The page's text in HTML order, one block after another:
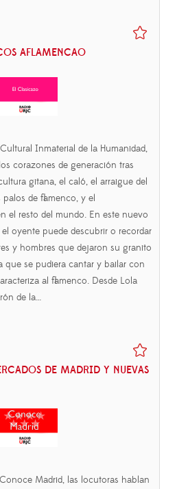
AFLAMENCAO
Inmaterial de la Humanidad,
corazones de generación tras
gitana, el caló, el arraigue del
de flamenco, y el
el resto del mundo. En este nuevo
oyente puede descubrir o recordar
y hombres que dejaron su granito
que se pudiera cantar y bailar con
al flamenco. Desde Lola
de la…
DE MADRID Y NUEVAS
Madrid, las locutoras hablan